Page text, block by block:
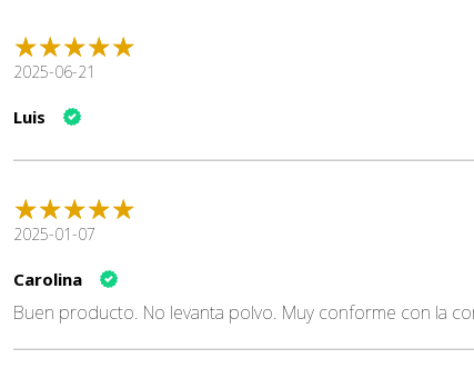
2025-06-21
Luis
2025-01-07
Carolina
Buen producto. No levanta polvo. Muy conforme con la